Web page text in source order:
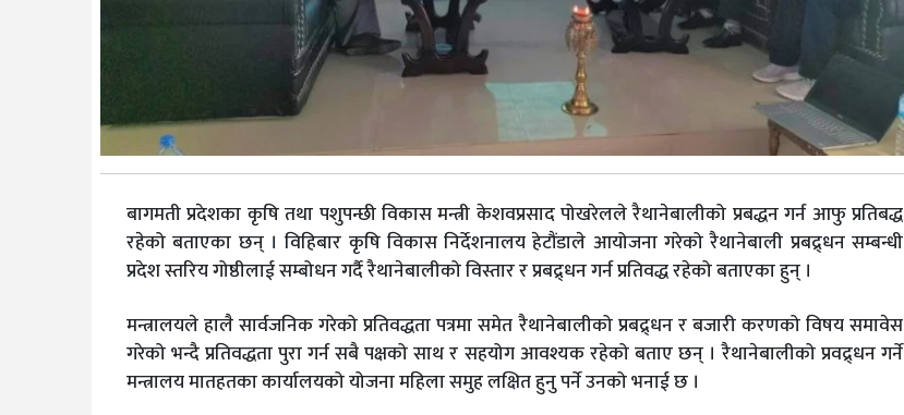
बागमती प्रदेशका कृषि तथा पशुपन्छी विकास मन्त्री केशवप्रसाद पोखरेलले रैथानेबालीको प्रबद्धन गर्न आफु प्रतिबद्ध
रहेको बताएका छन् । विहिबार कृषि विकास निर्देशनालय हेटौंडाले आयोजना गरेको रैथानेबाली प्रबद्र्धन सम्बन्धी
प्रदेश स्तरिय गोष्ठीलाई सम्बोधन गर्दै रैथानेबालीको विस्तार र प्रबद्र्धन गर्न प्रतिवद्ध रहेको बताएका हुन् ।
मन्त्रालयले हालै सार्वजनिक गरेको प्रतिवद्धता पत्रमा समेत रैथानेबालीको प्रबद्र्धन र बजारी करणको विषय समावेस
गरेको भन्दै प्रतिवद्धता पुरा गर्न सबै पक्षको साथ र सहयोग आवश्यक रहेको बताए छन् । रैथानेबालीको प्रवद्र्धन गर्ने
मन्त्रालय मातहतका कार्यालयको योजना महिला समुह लक्षित हुनु पर्ने उनको भनाई छ ।